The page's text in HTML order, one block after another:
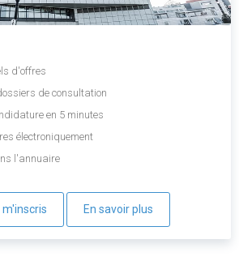
d'offres
de consultation
en 5 minutes
électroniquement
l'annuaire
m'inscris En savoir plus